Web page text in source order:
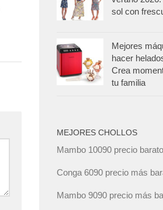
sol con
Mejores
hacer
Crea
tu familia
MEJORES CHOLLOS
Mambo 10090 precio
Conga 6090 precio más
Mambo 9090 precio más